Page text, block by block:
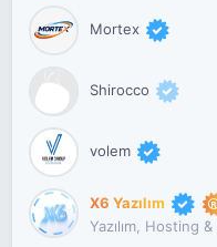
Mortex
Shirocco
volem
X6 Yazılım
Yazılım, Hosting